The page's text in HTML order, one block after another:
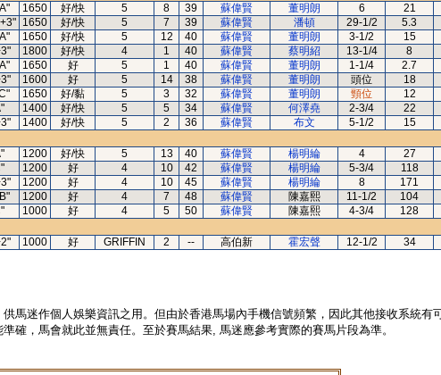
1650 好/快 5 8 39 蘇偉賢 董明朗 6 21
1650 好/快 5 7 39 蘇偉賢 潘頓 29-1/2 5.3
1650 好/快 5 12 40 蘇偉賢 董明朗 3-1/2 15
1800 好/快 4 1 40 蘇偉賢 蔡明紹 13-1/4 8
1650 好 5 1 40 蘇偉賢 董明朗 1-1/4 2.7
1600 好 5 14 38 蘇偉賢 董明朗 頭位 18
1650 好/黏 5 3 32 蘇偉賢 董明朗 頸位 12
1400 好/快 5 5 34 蘇偉賢 何澤堯 2-3/4 22
1400 好/快 5 2 36 蘇偉賢 布文 5-1/2 15
1200 好/快 5 13 40 蘇偉賢 楊明綸 4 27
1200 好 4 10 42 蘇偉賢 楊明綸 5-3/4 118
1200 好 4 10 45 蘇偉賢 楊明綸 8 171
1200 好 4 7 48 蘇偉賢 陳嘉熙 11-1/2 104
1000 好 4 5 50 蘇偉賢 陳嘉熙 4-3/4 128
1000 好 GRIFFIN 2 -- 高伯新 霍宏聲 12-1/2 34
馬迷作個人娛樂資訊之用。但由於香港馬場內手機信號頻繁，因此其他接收系統
確，馬會就此並無責任。至於賽馬結果, 馬迷應參考實際的賽馬片段為準。